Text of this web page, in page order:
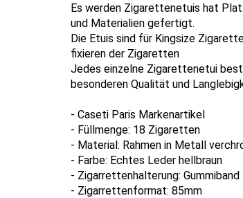
Es werden Zigarettenetuis hat
und Materialien gefertigt.
Die Etuis sind für Kingsize
fixieren der Zigaretten
Jedes einzelne Zigarettenetui
besonderen Qualität und
- Caseti Paris Markenartikel
- Füllmenge: 18 Zigaretten
- Material: Rahmen in Metall
- Farbe: Echtes Leder hellbraun
- Zigarrettenhalterung: Gummiband
- Zigarrettenformat: 85mm